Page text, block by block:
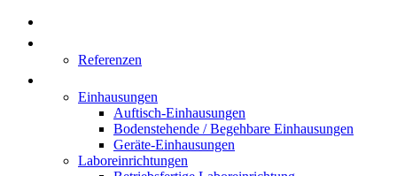
Referenzen
Einhausungen
Auftisch-Einhausungen
Bodenstehende / Begehbare Einhausungen
Geräte-Einhausungen
Laboreinrichtungen